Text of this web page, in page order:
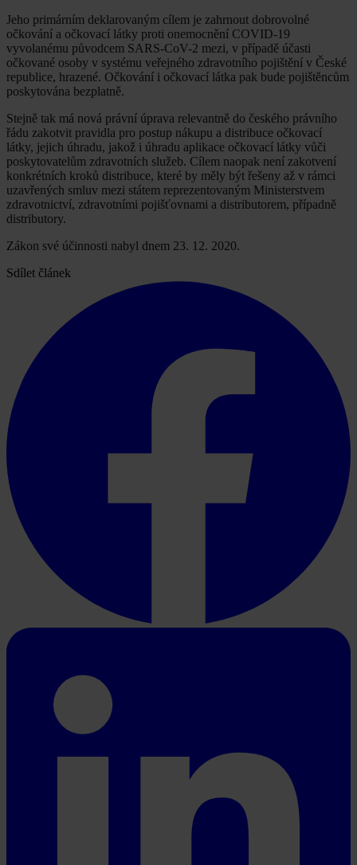
Jeho primárním deklarovaným cílem je zahrnout dobrovolné
očkování a očkovací látky proti onemocnění COVID-19
vyvolanému původcem SARS-CoV-2 mezi, v případě účasti
očkované osoby v systému veřejného zdravotního pojištění v České
republice, hrazené. Očkování i očkovací látka pak bude pojištěncům
poskytována bezplatně.
Stejně tak má nová právní úprava relevantně do českého právního
řádu zakotvit pravidla pro postup nákupu a distribuce očkovací
látky, jejich úhradu, jakož i úhradu aplikace očkovací látky vůči
poskytovatelům zdravotních služeb. Cílem naopak není zakotvení
konkrétních kroků distribuce, které by měly být řešeny až v rámci
uzavřených smluv mezi státem reprezentovaným Ministerstvem
zdravotnictví, zdravotními pojišťovnami a distributorem, případně
distributory.
Zákon své účinnosti nabyl dnem 23. 12. 2020.
Sdílet článek